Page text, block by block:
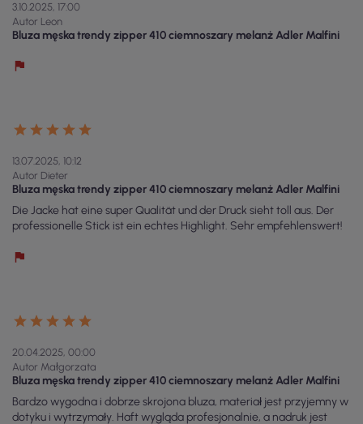
3.10.2025, 17:00
Autor Leon
Bluza męska trendy zipper 410 ciemnoszary melanż Adler Malfini
13.07.2025, 10:12
Autor Dieter
Bluza męska trendy zipper 410 ciemnoszary melanż Adler Malfini
Die Jacke hat eine super Qualität und der Druck sieht toll aus. Der
professionelle Stick ist ein echtes Highlight. Sehr empfehlenswert!
20.04.2025, 00:00
Autor Małgorzata
Bluza męska trendy zipper 410 ciemnoszary melanż Adler Malfini
Bardzo wygodna i dobrze skrojona bluza, materiał jest przyjemny w
dotyku i wytrzymały. Haft wygląda profesjonalnie, a nadruk jest